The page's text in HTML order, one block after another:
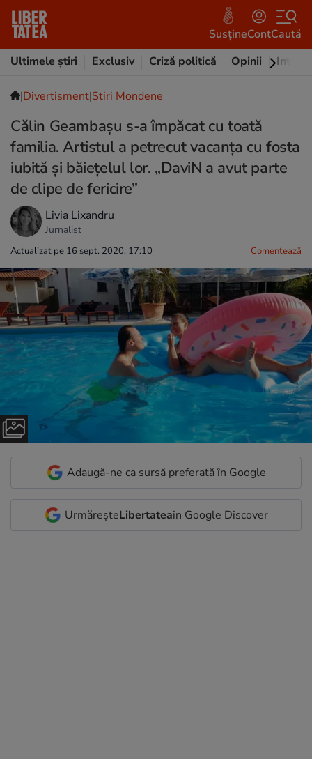
SusțineContCaută
Ultimele știri
Exclusiv Criză politică Opinii
|Divertisment|Stiri Mondene
Călin Geambașu s-a împăcat cu toată
familia. Artistul a petrecut vacanța cu fosta
iubită și băiețelul lor. „DaviN a avut parte
de clipe de fericire”
Livia Lixandru
Jurnalist
Actualizat pe 16 sept. 2020, 17:10 Comentează
Adaugă-ne ca sursă preferată în Google
UrmăreșteLibertateain Google Discover